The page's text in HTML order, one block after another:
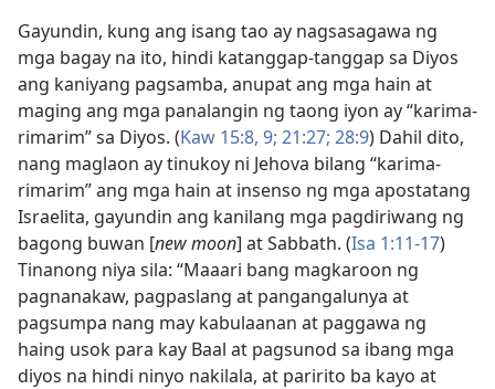
Gayundin, kung ang isang tao ay nagsasagawa ng
mga bagay na ito, hindi katanggap-tanggap sa Diyos
ang kaniyang pagsamba, anupat ang mga hain at
maging ang mga panalangin ng taong iyon ay “karima-
rimarim” sa Diyos. (Kaw 15:8, 9; 21:27; 28:9) Dahil dito,
nang maglaon ay tinukoy ni Jehova bilang “karima-
rimarim” ang mga hain at insenso ng mga apostatang
Israelita, gayundin ang kanilang mga pagdiriwang ng
bagong buwan [new moon] at Sabbath. (Isa 1:11-17)
Tinanong niya sila: “Maaari bang magkaroon ng
pagnanakaw, pagpaslang at pangangalunya at
pagsumpa nang may kabulaanan at paggawa ng
haing usok para kay Baal at pagsunod sa ibang mga
diyos na hindi ninyo nakilala, at paririto ba kayo at